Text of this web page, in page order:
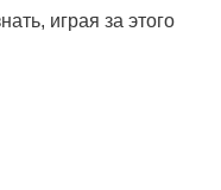
играя за этого